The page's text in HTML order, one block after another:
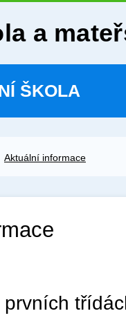
a
ŠKOLA
Aktuální informace